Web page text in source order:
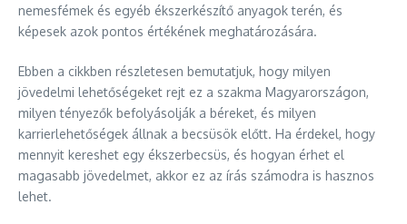
nemesfémek és egyéb ékszerkészítő anyagok terén, és
képesek azok pontos értékének meghatározására.
Ebben a cikkben részletesen bemutatjuk, hogy milyen
jövedelmi lehetőségeket rejt ez a szakma Magyarországon,
milyen tényezők befolyásolják a béreket, és milyen
karrierlehetőségek állnak a becsüsök előtt. Ha érdekel, hogy
mennyit kereshet egy ékszerbecsüs, és hogyan érhet el
magasabb jövedelmet, akkor ez az írás számodra is hasznos
lehet.